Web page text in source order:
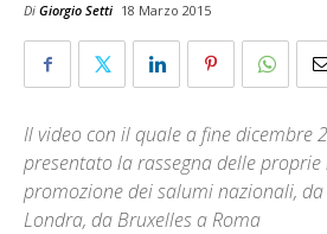
Di Giorgio Setti 18 Marzo 2015
Il video con il quale a fine dicembre
presentato la rassegna delle
promozione dei salumi nazionali, da
Londra, da Bruxelles a Roma